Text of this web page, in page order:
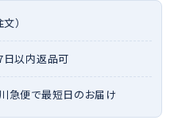
）
日以内返品可
急便で最短日のお届け